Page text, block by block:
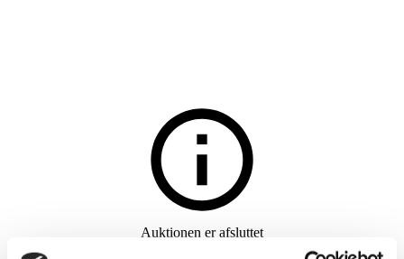
Auktionen er afsluttet